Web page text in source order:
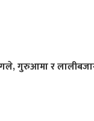
गुरुआमा र